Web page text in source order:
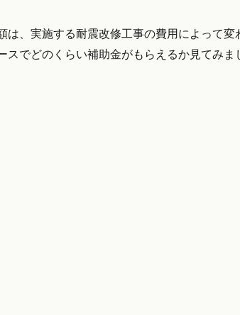
は、実施する耐震改修工事の費用によって
でどのくらい補助金がもらえるか見てみま